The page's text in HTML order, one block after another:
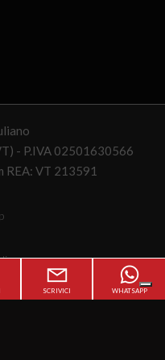
- P.IVA 02501630566
REA: VT 213591
SCRIVICI WHATSAPP